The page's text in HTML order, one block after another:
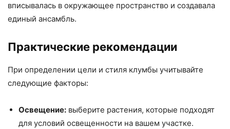
вписывалась в окружающее пространство и создавала
единый ансамбль.
Практические рекомендации
При определении цели и стиля клумбы учитывайте
следующие факторы:
Освещение: выберите растения, которые подходят
для условий освещенности на вашем участке.